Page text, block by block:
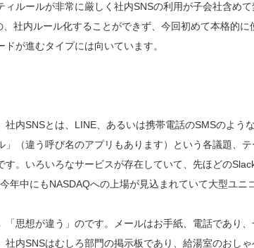
ィルールが非常に厳しく社内SNSの利用が子会社含め
社内ルール化することができず、今回初めて本格的
が進むタイプには向いています。
内SNSとは、LINE、あるいは携帯電話のSMSのよう
」（違う呼び名のアプリもあります）という各議題、
す。いろいろなサービスが存在していて、先ほどの
年中にもNASDAQへの上場が見込まれていて大型ユニ
「思想が違う」のです。メールはお手紙、電話であり
内SNSはむしろ部門の掲示板であり、給湯室のおし